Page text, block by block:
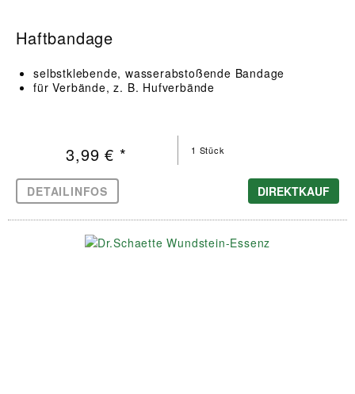
Haftbandage
selbstklebende, wasserabstoßende Bandage
für Verbände, z. B. Hufverbände
1 Stück
3,99 € *
DETAILINFOS DIREKTKAUF